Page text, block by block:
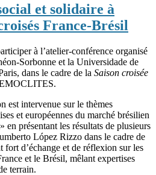
et solidaire à
France-Brésil
à l’atelier-conférence organisé
Sorbonne et la Universidade de
dans le cadre de la Saison croisée
est intervenue sur le thèmes
et européennes du marché brésilien
en présentant les résultats de plusieurs
López Rizzo dans le cadre de
d’échange et de réflexion sur les
et le Brésil, mêlant expertises
terrain.